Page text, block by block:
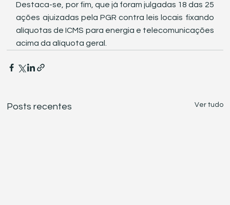
Destaca-se, por fim, que já foram julgadas 18 das 25
ações ajuizadas pela PGR contra leis locais fixando
alíquotas de ICMS para energia e telecomunicações
acima da alíquota geral.
Posts recentes Ver tudo